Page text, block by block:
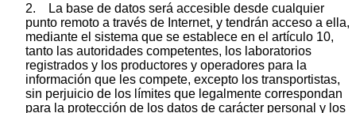
2. La base de datos será accesible desde cualquier
punto remoto a través de Internet, y tendrán acceso a ella,
mediante el sistema que se establece en el artículo 10,
tanto las autoridades competentes, los laboratorios
registrados y los productores y operadores para la
información que les compete, excepto los transportistas,
sin perjuicio de los límites que legalmente correspondan
para la protección de los datos de carácter personal y los